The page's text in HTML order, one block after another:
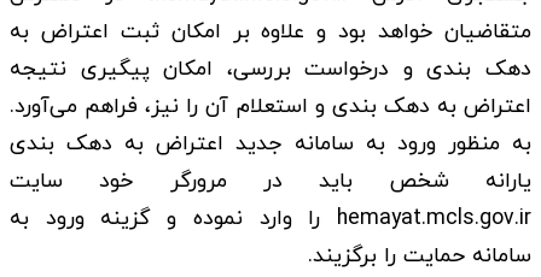
متقاضیان خواهد بود و علاوه بر امکان ثبت اعتراض به
دهک بندی و درخواست بررسی، امکان پیگیری نتیجه
اعتراض به دهک بندی و استعلام آن را نیز، فراهم می‌آورد.
به منظور ورود به سامانه جدید اعتراض به دهک بندی
یارانه شخص باید در مرورگر خود سایت
hemayat.mcls.gov.ir را وارد نموده و گزینه ورود به
سامانه حمایت را برگزیند.